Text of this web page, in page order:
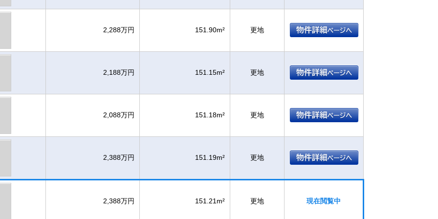
2,288万円 151.90m² 更地
2,188万円 151.15m² 更地
2,088万円 151.18m² 更地
2,388万円 151.19m² 更地
2,388万円 151.21m² 更地 現在閲覧中